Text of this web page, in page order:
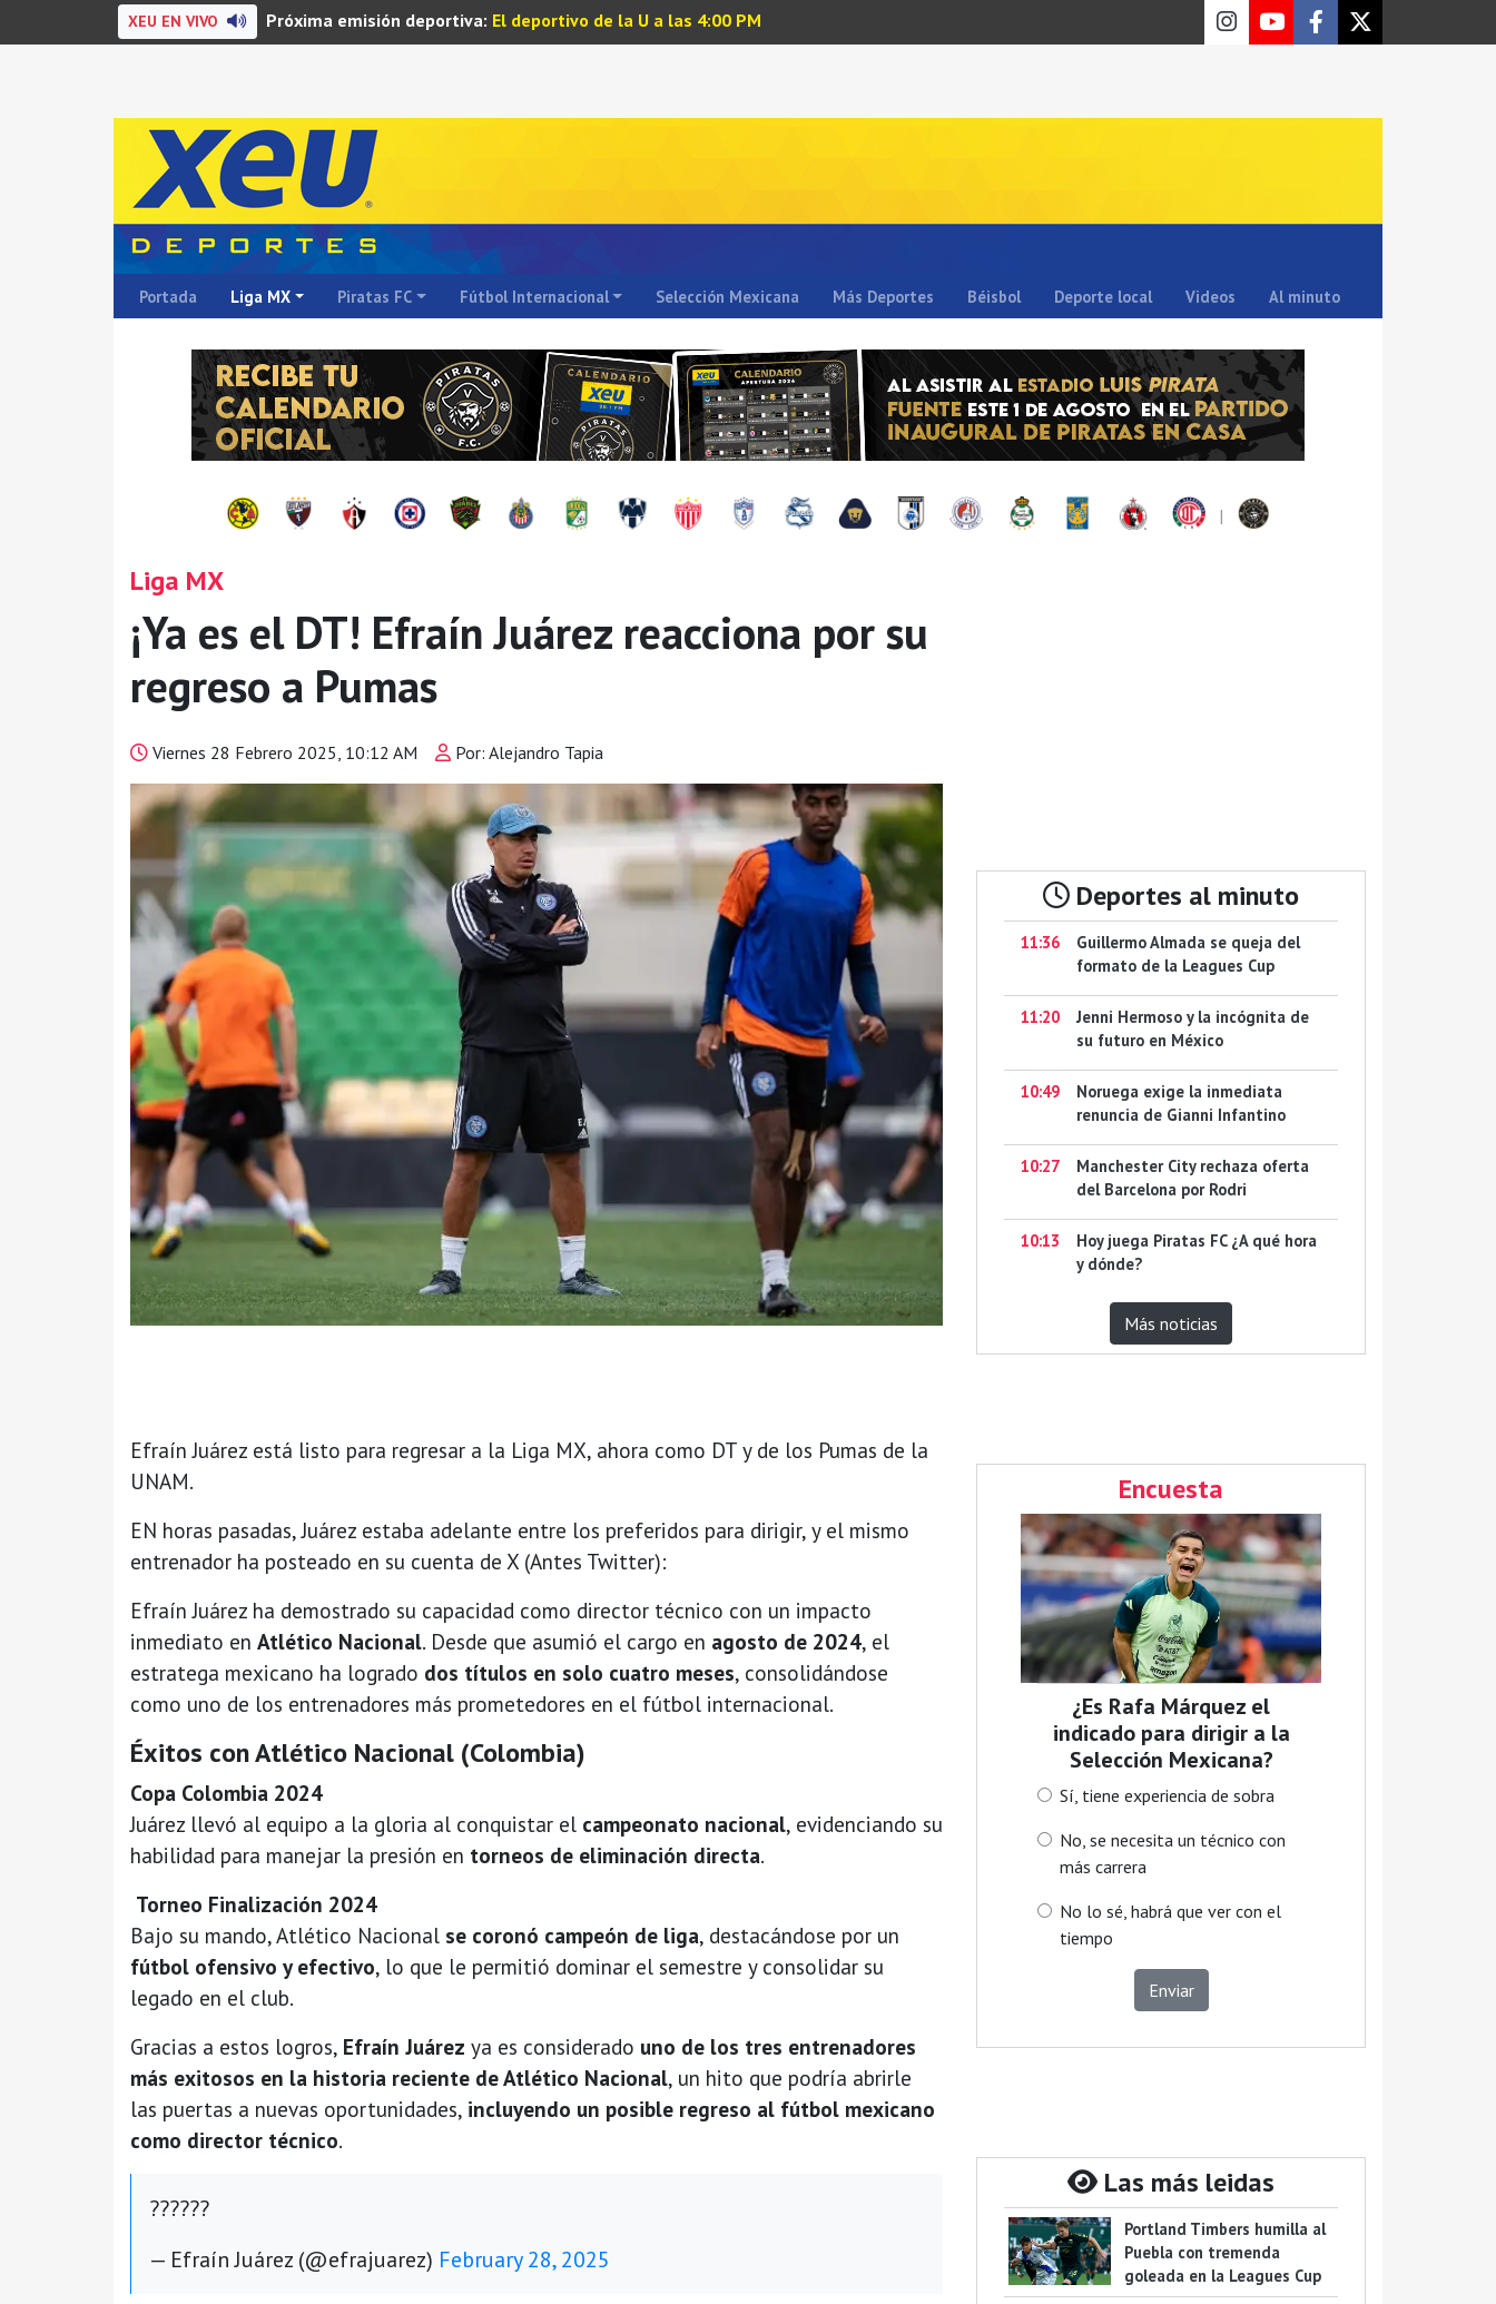
XEU EN VIVO Próxima emisión deportiva: El deportivo de la U a las 4:00 PM
Portada Liga MX Piratas FC Fútbol Internacional Selección Mexicana Más Deportes Béisbol Deporte local Videos Al minuto
|
Liga MX
¡Ya es el DT! Efraín Juárez reacciona por su
regreso a Pumas
Viernes 28 Febrero 2025, 10:12 AM Por: Alejandro Tapia
Efraín Juárez está listo para regresar a la Liga MX, ahora como DT y de los Pumas de la
UNAM.
EN horas pasadas, Juárez estaba adelante entre los preferidos para dirigir, y el mismo
entrenador ha posteado en su cuenta de X (Antes Twitter):
Efraín Juárez ha demostrado su capacidad como director técnico con un impacto
inmediato en Atlético Nacional. Desde que asumió el cargo en agosto de 2024, el
estratega mexicano ha logrado dos títulos en solo cuatro meses, consolidándose
como uno de los entrenadores más prometedores en el fútbol internacional.
Éxitos con Atlético Nacional (Colombia)
Copa Colombia 2024
Juárez llevó al equipo a la gloria al conquistar el campeonato nacional, evidenciando su
habilidad para manejar la presión en torneos de eliminación directa.
Torneo Finalización 2024
Bajo su mando, Atlético Nacional se coronó campeón de liga, destacándose por un
fútbol ofensivo y efectivo, lo que le permitió dominar el semestre y consolidar su
legado en el club.
Gracias a estos logros, Efraín Juárez ya es considerado uno de los tres entrenadores
más exitosos en la historia reciente de Atlético Nacional, un hito que podría abrirle
las puertas a nuevas oportunidades, incluyendo un posible regreso al fútbol mexicano
como director técnico.
??????
— Efraín Juárez (@efrajuarez) February 28, 2025
Deportes al minuto
11:36
Guillermo Almada se queja del
formato de la Leagues Cup
11:20
Jenni Hermoso y la incógnita de
su futuro en México
10:49
Noruega exige la inmediata
renuncia de Gianni Infantino
10:27
Manchester City rechaza oferta
del Barcelona por Rodri
10:13
Hoy juega Piratas FC ¿A qué hora
y dónde?
Más noticias
Encuesta
¿Es Rafa Márquez el
indicado para dirigir a la
Selección Mexicana?
Sí, tiene experiencia de sobra
No, se necesita un técnico con
más carrera
No lo sé, habrá que ver con el
tiempo
Enviar
Las más leidas
Portland Timbers humilla al
Puebla con tremenda
goleada en la Leagues Cup